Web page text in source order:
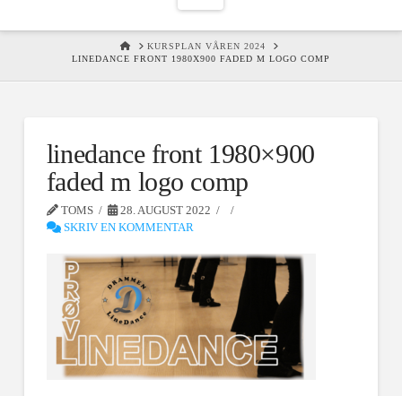
HOMEKURSPLAN VÅREN 2024
LINEDANCE FRONT 1980X900 FADED M LOGO COMP
linedance front 1980×900
faded m logo comp
TOMS
28. AUGUST 2022
SKRIV EN KOMMENTAR